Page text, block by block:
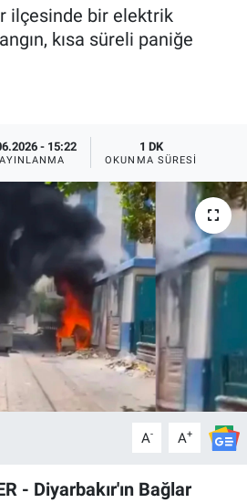
ilçesinde bir elektrik
kısa süreli paniğe
- 15:22 1 DK
OKUNMA SÜRESI
A- A+
- Diyarbakır'ın Bağlar
ve Fikstür